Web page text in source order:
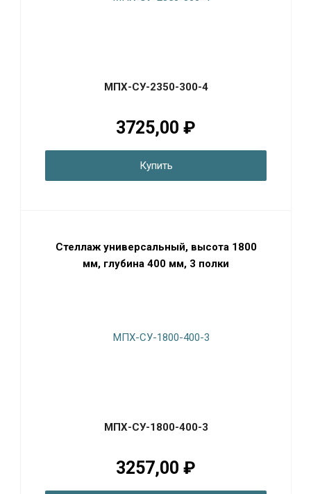
МПХ-СУ-2350-300-4
3725,00 ₽
Купить
Стеллаж универсальный, высота 1800
мм, глубина 400 мм, 3 полки
МПХ-СУ-1800-400-3
3257,00 ₽